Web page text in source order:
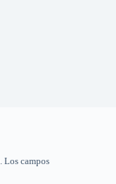
Los campos